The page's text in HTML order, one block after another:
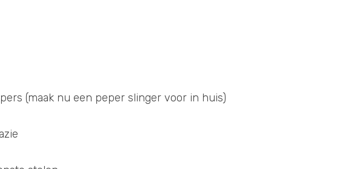
(maak nu een peper slinger voor in huis)